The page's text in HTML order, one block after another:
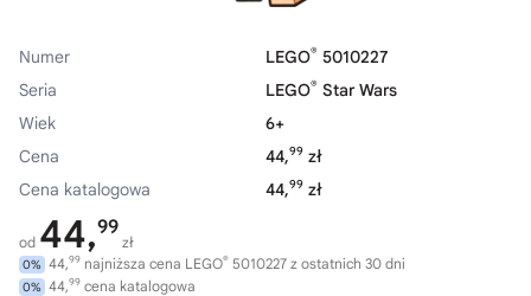
Numer LEGO® 5010227
Seria
LEGO® Star Wars
Wiek
6+
Cena
44,99 zł
Cena katalogowa
44,99 zł
od 44,99
zł
0% 44,99 najniższa cena LEGO® 5010227 z ostatnich 30 dni
0% 44,99 cena katalogowa